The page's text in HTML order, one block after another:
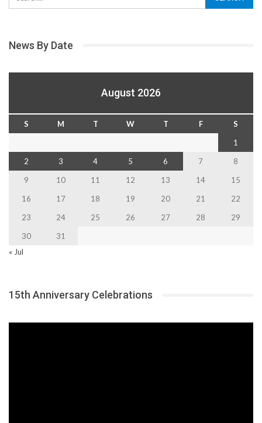
News By Date
August 2026
S M T W T F
S
1
2
3 4 5 6 7
8
9
10 11 12 13 14
15
16
17 18 19 20 21
22
23
24 25 26 27 28
29
30
31
« Jul
15th Anniversary Celebrations